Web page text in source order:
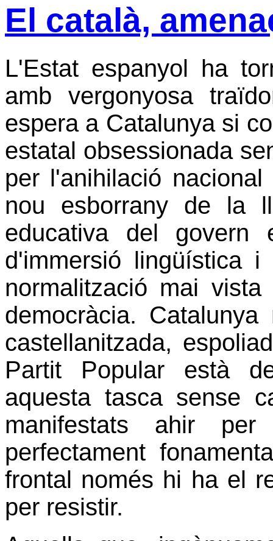
El català,
L'Estat espanyol ha
amb vergonyosa
espera a Catalunya si
estatal obsessionada
per l'anihilació
nou esborrany de la
educativa del govern
d'immersió lingüística
normalització mai
democràcia.
castellanitzada,
Partit Popular està
aquesta tasca sense
manifestats ahir
perfectament
frontal només hi ha el
per resistir.